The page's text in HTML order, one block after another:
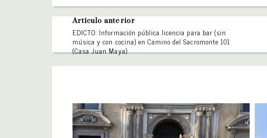
Artículo anterior
EDICTO: Información pública licencia para bar (sin
música y con cocina) en Camino del Sacromonte 101
(Casa Juan Maya)